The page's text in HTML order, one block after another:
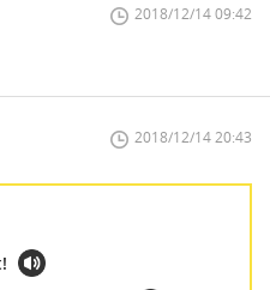
2018/12/14 09:42
2018/12/14 20:43